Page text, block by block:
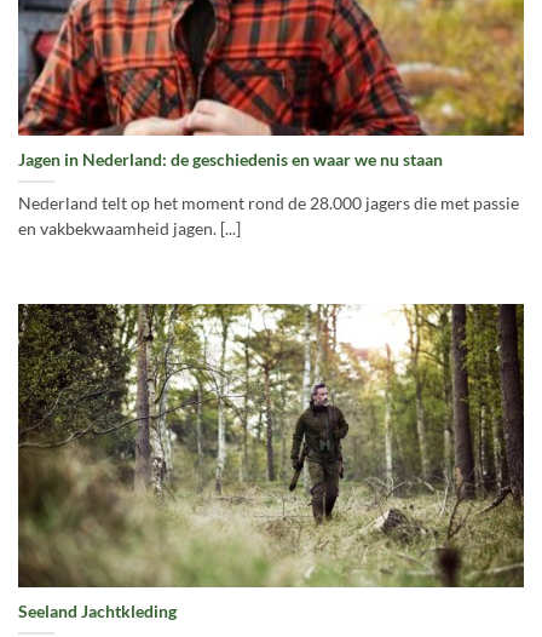
Jagen in Nederland: de geschiedenis en waar we nu staan
Nederland telt op het moment rond de 28.000 jagers die met passie
en vakbekwaamheid jagen. [...]
Seeland Jachtkleding